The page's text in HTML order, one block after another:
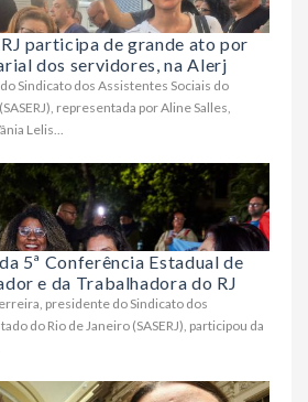
participa de grande ato por
dos servidores, na Alerj
Sindicato dos Assistentes Sociais do
representada por Aline Salles,
Lelis...
5ª Conferência Estadual de
e da Trabalhadora do RJ
presidente do Sindicato dos
do Rio de Janeiro (SASERJ), participou da